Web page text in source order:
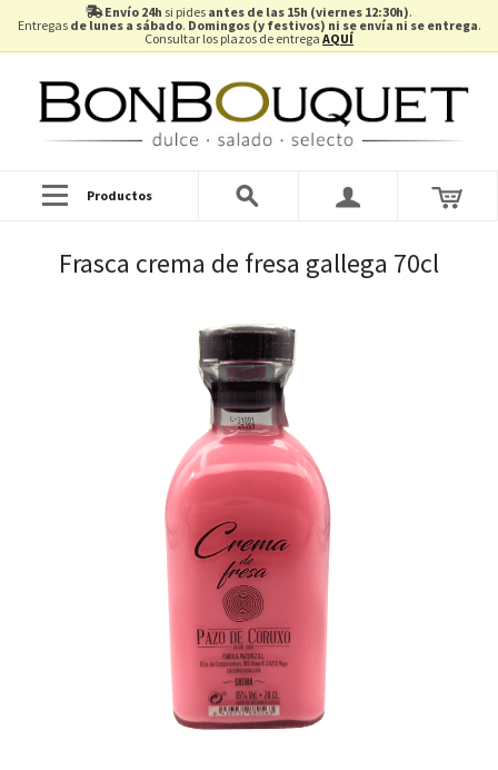
Envío 24h si pides antes de las 15h (viernes 12:30h).
Entregas de lunes a sábado. Domingos (y festivos) ni se envía ni se entrega.
Consultar los plazos de entrega AQUÍ
Productos
Frasca crema de fresa gallega 70cl